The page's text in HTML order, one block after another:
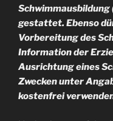
gestattet. Ebenso
Vorbereitung des
Information der
Ausrichtung eines
Zwecken unter
kostenfrei